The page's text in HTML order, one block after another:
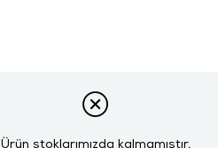
Ürün stoklarımızda kalmamıştır.